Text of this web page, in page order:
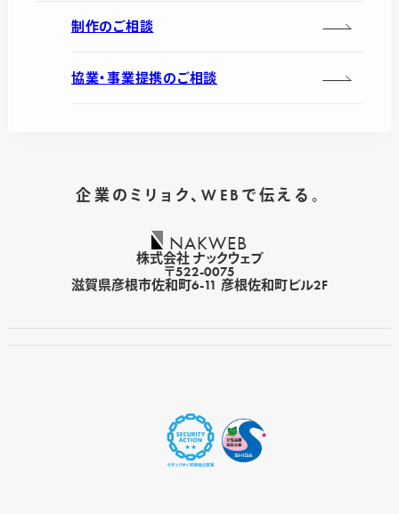
制作のご相談
協業・事業提携のご相談
企業のミリョク、WEBで伝える。
NAKWEB
株式会社 ナックウェブ
〒522-0075
滋賀県彦根市佐和町6-11 彦根佐和町ビル2F